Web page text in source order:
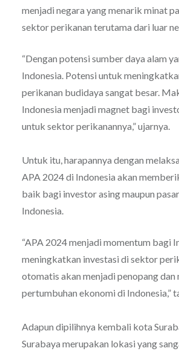
menjadi negara yang menarik minat
sektor perikanan terutama dari luar
“Dengan potensi sumber daya alam
Indonesia. Potensi untuk
perikanan budidaya sangat besar.
Indonesia menjadi magnet bagi
untuk sektor perikanannya,” ujarnya.
Untuk itu, harapannya dengan
APA 2024 di Indonesia akan
baik bagi investor asing maupun
Indonesia.
“APA 2024 menjadi momentum bagi
meningkatkan investasi di sektor
otomatis akan menjadi penopang dan
pertumbuhan ekonomi di Indonesia,”
Adapun dipilihnya kembali kota
Surabaya merupakan lokasi yang